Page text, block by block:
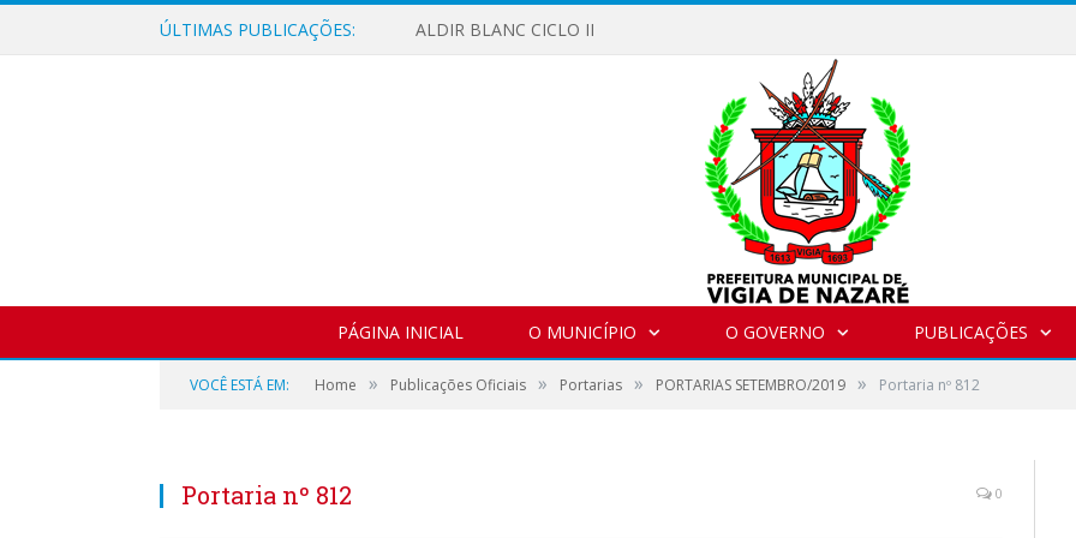
ÚLTIMAS PUBLICAÇÕES: ALDIR BLANC CICLO II
PÁGINA INICIAL O MUNICÍPIO O GOVERNO PUBLICAÇÕES
VOCÊ ESTÁ EM: Home » Publicações Oficiais » Portarias » PORTARIAS SETEMBRO/2019 » Portaria nº 812
Portaria nº 812 0